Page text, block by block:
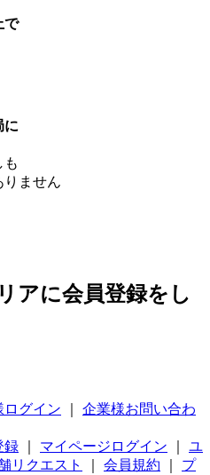
で
に
も
りません
アに会員登録をし
ログイン
企業様お問い合わ
録 マイページログイン
ユ
リクエスト 会員規約
プ